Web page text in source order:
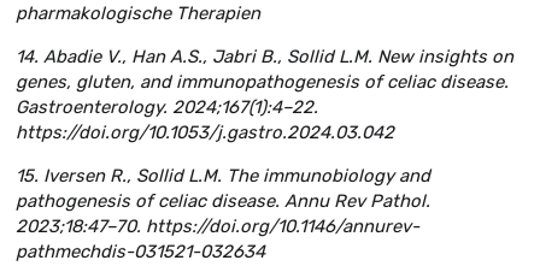
pharmakologische Therapien
14. Abadie V., Han A.S., Jabri B., Sollid L.M. New insights on
genes, gluten, and immunopathogenesis of celiac disease.
Gastroenterology. 2024;167(1):4–22.
https://doi.org/10.1053/j.gastro.2024.03.042
15. Iversen R., Sollid L.M. The immunobiology and
pathogenesis of celiac disease. Annu Rev Pathol.
2023;18:47–70. https://doi.org/10.1146/annurev-
pathmechdis-031521-032634